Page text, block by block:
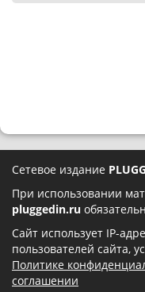
Сетевое издание
При использовании
pluggedin.ru
Сайт использует IP-
пользователей сайта,
Политике
соглашении